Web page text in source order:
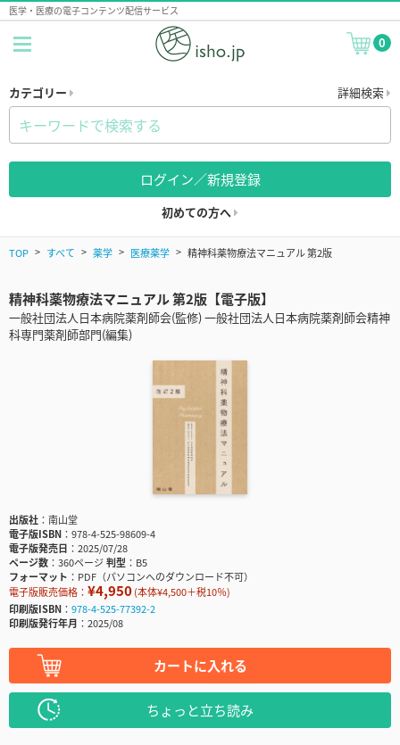
医学・医療の電子コンテンツ配信サービス
0
カテゴリー 詳細検索
ログイン／新規登録
初めての方へ
TOP すべて 薬学 医療薬学 精神科薬物療法マニュアル 第2版
精神科薬物療法マニュアル 第2版【電子版】
一般社団法人日本病院薬剤師会(監修) 一般社団法人日本病院薬剤師会精神
科専門薬剤師部門(編集)
出版社
南山堂
電子版ISBN
978-4-525-98609-4
電子版発売日
2025/07/28
ページ数
360ページ判型
B5
フォーマット
PDF（パソコンへのダウンロード不可）
電子版販売価格： ¥4,950(本体¥4,500＋税10％)
印刷版ISBN
978-4-525-77392-2
印刷版発行年月
2025/08
カートに入れる
ちょっと立ち読み